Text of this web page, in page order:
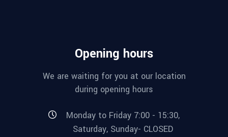
Opening hours
We are waiting for you at our location
during opening hours
Monday to Friday 7:00 - 15:30,
Saturday, Sunday- CLOSED